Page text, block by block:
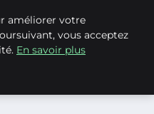
PERPIGNAN, PHASE 2…
améliorer votre
vous acceptez
En savoir plus